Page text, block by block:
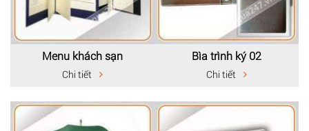
Menu khách sạn
Chi tiết
Bìa trình ký 02
Chi tiết